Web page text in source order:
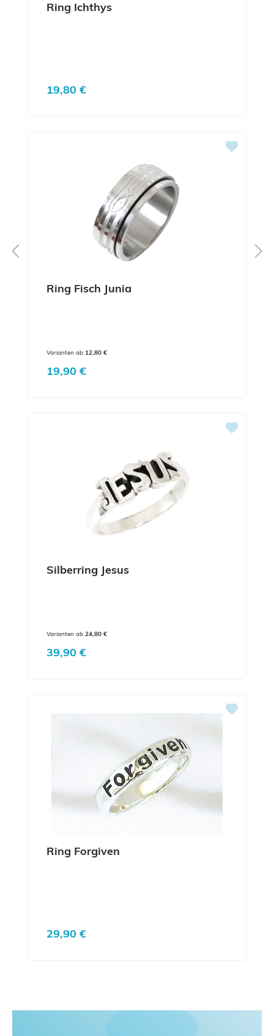
Ring Ichthys
Regulärer Preis:
19,80 €
Ring Fisch Junia
Varianten ab 12,80 €
Regulärer Preis:
19,90 €
Silberring Jesus
Varianten ab 24,80 €
Regulärer Preis:
39,90 €
Ring Forgiven
Regulärer Preis:
29,90 €